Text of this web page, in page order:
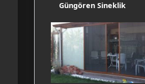
Güngören Sineklik